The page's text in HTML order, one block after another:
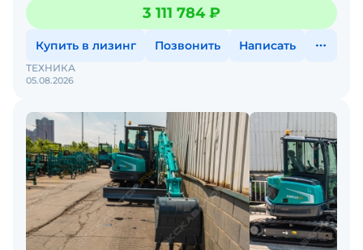
Sunward SWE60F с резиновыми гусеницами предназнач
3 111 784 ₽
Купить в лизинг Позвонить Написать
05.08.2026
ТЕХНИКА